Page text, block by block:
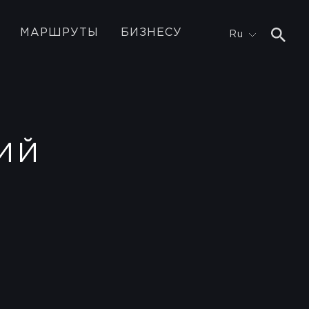
МАРШРУТЫ БИЗНЕСУ Ru